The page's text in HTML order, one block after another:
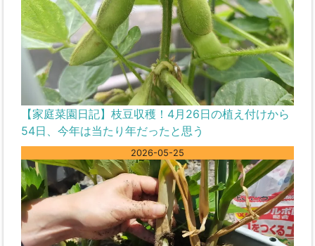
【家庭菜園日記】枝豆収穫！4月26日の植え付けから
54日、今年は当たり年だったと思う
2026-05-25